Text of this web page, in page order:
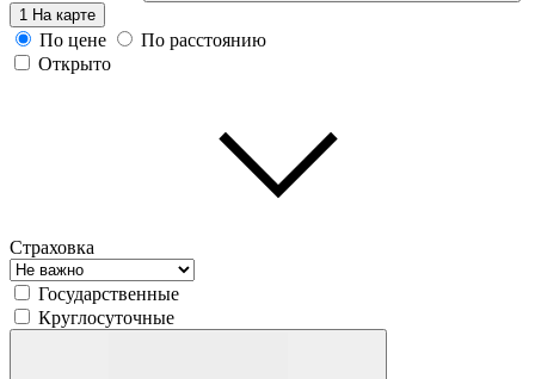
1 На карте
По цене
По расстоянию
Открыто
Страховка
Государственные
Круглосуточные